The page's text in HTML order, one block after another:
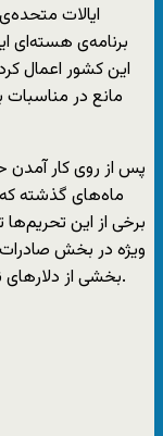
ایالات
این کشور اعمال
مانع در مناسبات
پس از روی کار آمدن
ماه‌های گذشته که
برخی از این
ویژه در بخش
بخشی از دلارهای نفتی به کشور، از جمله موارد این تعلیق‌ها است.